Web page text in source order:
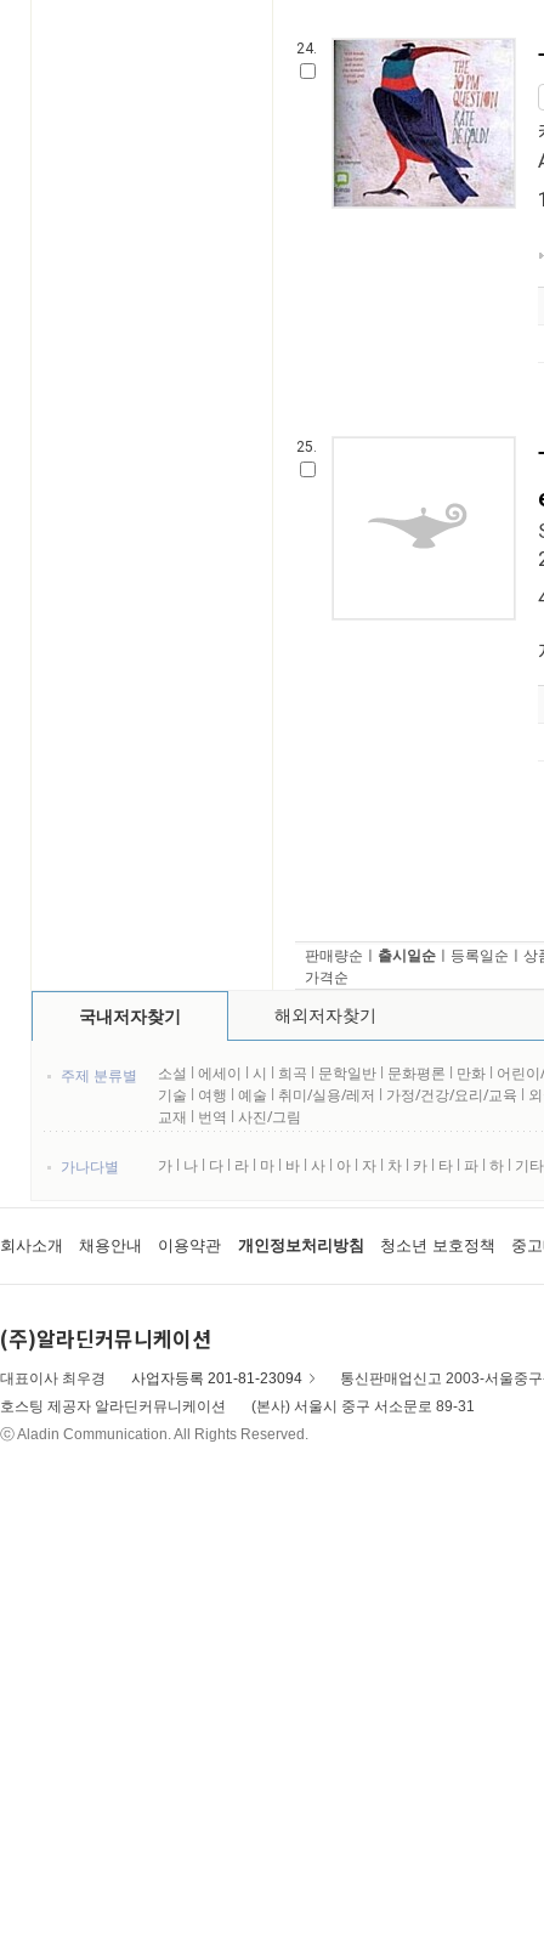
24.
25.
판매량순 ㅣ 출시일순 ㅣ 등록일순 ㅣ 상
가격순
국내저자찾기 해외저자찾기
주제 분류별 소설 l 에세이 l 시 l 희곡 l 문학일반 l 문화평론 l 만화 l 어린
기술 l 여행 l 예술 l 취미/실용/레저 l 가정/건강/요리/교육 l
교재 l 번역 l 사진/그림
가나다별 가 l 나 l 다 l 라 l 마 l 바 l 사 l 아 l 자 l 차 l 카 l 타 l 파 l 하 l 기타
회사소개 채용안내 이용약관 개인정보처리방침 청소년 보호정책 중
(주)알라딘커뮤니케이션
대표이사 최우경 사업자등록 201-81-23094
통신판매업신고 2003-서울중
호스팅 제공자 알라딘커뮤니케이션
(본사) 서울시 중구 서소문로 89-31
ⓒ Aladin Communication. All Rights Reserved.